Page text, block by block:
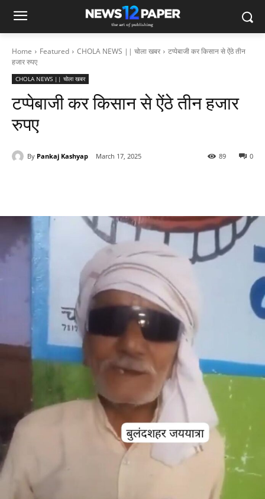
Home Featured CHOLA NEWS || चोला खबर
टप्पेबाजी कर किसान से ऐंठे तीन
हजार रुपए
CHOLA NEWS || चोला खबर
टप्पेबाजी कर किसान से ऐंठे तीन हजार
रुपए
By Pankaj Kashyap March 17, 2025 0
89